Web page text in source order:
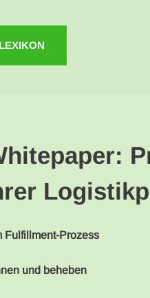
Fulfillment-Prozess
und beheben